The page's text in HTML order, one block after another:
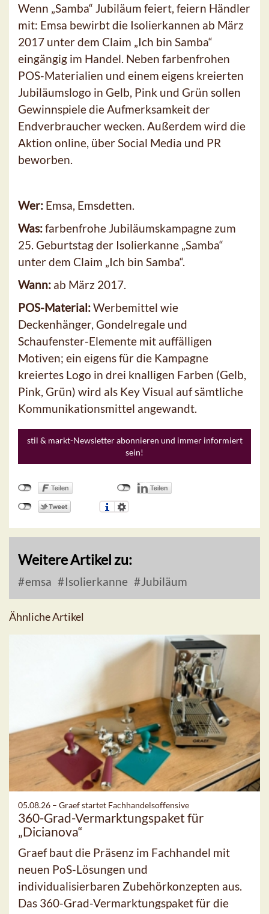
Wenn „Samba“ Jubiläum feiert, feiern Händler
mit: Emsa bewirbt die Isolierkannen ab März
2017 unter dem Claim „Ich bin Samba“
eingängig im Handel. Neben farbenfrohen
POS-Materialien und einem eigens kreierten
Jubiläumslogo in Gelb, Pink und Grün sollen
Gewinnspiele die Aufmerksamkeit der
Endverbraucher wecken. Außerdem wird die
Aktion online, über Social Media und PR
beworben.
Wer: Emsa, Emsdetten.
Was:farbenfrohe Jubiläumskampagne zum
25. Geburtstag der Isolierkanne „Samba“
unter dem Claim „Ich bin Samba“.
Wann: ab März 2017.
POS-Material:Werbemittel wie
Deckenhänger, Gondelregale und
Schaufenster-Elemente mit auffälligen
Motiven; ein eigens für die Kampagne
kreiertes Logo in drei knalligen Farben (Gelb,
Pink, Grün) wird als Key Visual auf sämtliche
Kommunikationsmittel angewandt.
stil & markt-Newsletter abonnieren und immer informiert
sein!
Weitere Artikel zu:
emsa Isolierkanne Jubiläum
Ähnliche Artikel
05.08.26 – Graef startet Fachhandelsoffensive
360-Grad-Vermarktungspaket für
„Dicianova“
Graef baut die Präsenz im Fachhandel mit
neuen PoS-Lösungen und
individualisierbaren Zubehörkonzepten aus.
Das 360-Grad-Vermarktungspaket für die